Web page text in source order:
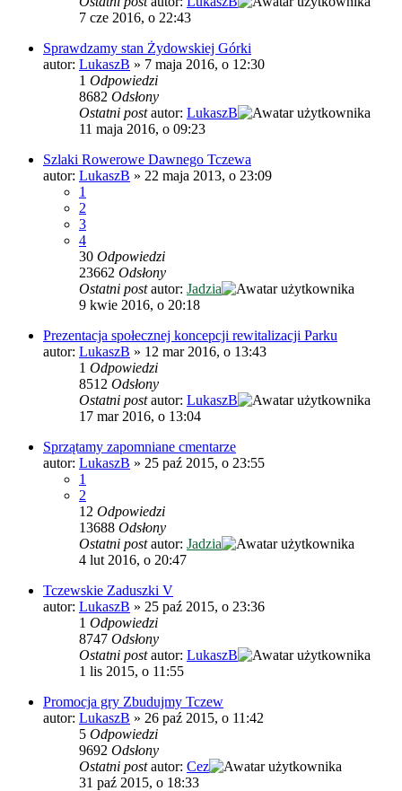
7 cze 2016, o 22:43
Sprawdzamy stan Żydowskiej Górki
autor: LukaszB » 7 maja 2016, o 12:30
1 Odpowiedzi
8682 Odsłony
Ostatni postautor: LukaszB
11 maja 2016, o 09:23
Szlaki Rowerowe Dawnego Tczewa
autor: LukaszB » 22 maja 2013, o 23:09
1
2
3
4
30 Odpowiedzi
23662 Odsłony
Ostatni postautor: Jadzia
9 kwie 2016, o 20:18
Prezentacja społecznej koncepcji rewitalizacji Parku
autor: LukaszB » 12 mar 2016, o 13:43
1 Odpowiedzi
8512 Odsłony
Ostatni postautor: LukaszB
17 mar 2016, o 13:04
Sprzątamy zapomniane cmentarze
autor: LukaszB » 25 paź 2015, o 23:55
1
2
12 Odpowiedzi
13688 Odsłony
Ostatni postautor: Jadzia
4 lut 2016, o 20:47
Tczewskie Zaduszki V
autor: LukaszB » 25 paź 2015, o 23:36
1 Odpowiedzi
8747 Odsłony
Ostatni postautor: LukaszB
1 lis 2015, o 11:55
Promocja gry Zbudujmy Tczew
autor: LukaszB » 26 paź 2015, o 11:42
5 Odpowiedzi
9692 Odsłony
Ostatni postautor: Cez
31 paź 2015, o 18:33